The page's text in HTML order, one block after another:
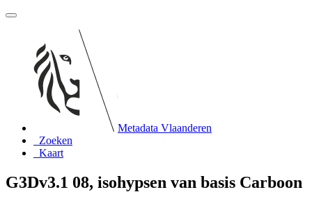
Metadata Vlaanderen
Zoeken
Kaart
G3Dv3.1 08, isohypsen van basis Carboon